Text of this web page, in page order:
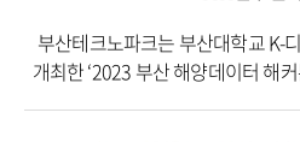
부산테크노파크는 부산대학교 K-
개최한 ‘2023 부산 해양데이터 해